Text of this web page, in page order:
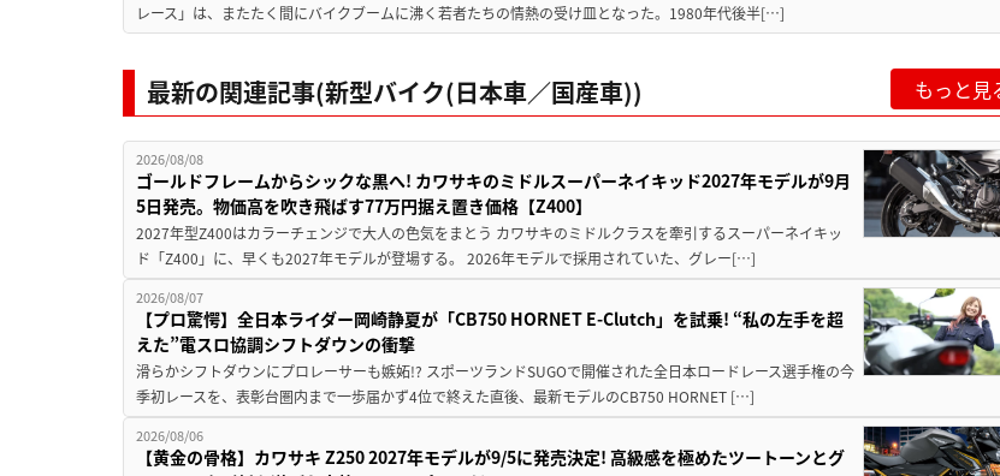
レース」は、またたく間にバイクブームに沸く若者たちの情熱の受け皿となった。1980年代後半[…]
最新の関連記事(新型バイク(日本車／国産車)) もっと見
2026/08/08
ゴールドフレームからシックな黒へ! カワサキのミドルスーパーネイキッド2027年モデルが9月
5日発売。物価高を吹き飛ばす77万円据え置き価格【Z400】
2027年型Z400はカラーチェンジで大人の色気をまとう カワサキのミドルクラスを牽引するスーパーネイキッ
ド「Z400」に、早くも2027年モデルが登場する。 2026年モデルで採用されていた、グレー[…]
2026/08/07
【プロ驚愕】全日本ライダー岡崎静夏が「CB750 HORNET E-Clutch」を試乗! “私の左手を超
えた”電スロ協調シフトダウンの衝撃
滑らかシフトダウンにプロレーサーも嫉妬!? スポーツランドSUGOで開催された全日本ロードレース選手権の今
季初レースを、表彰台圏内まで一歩届かず4位で終えた直後、最新モデルのCB750 HORNET […]
2026/08/06
【黄金の骨格】カワサキ Z250 2027年モデルが9/5に発売決定! 高級感を極めたツートーンとグ